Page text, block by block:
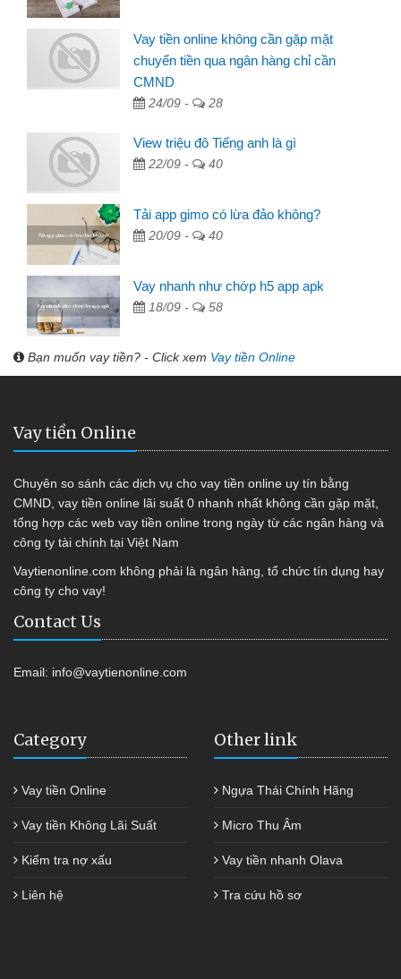
Vay tiền online không cần gặp mặt
chuyển tiền qua ngân hàng chỉ cần
CMND
24/09 - 28
View triệu đô Tiếng anh là gì
22/09 - 40
Tải app gimo có lừa đảo không?
20/09 - 40
Vay nhanh như chớp h5 app apk
18/09 - 58
Bạn muốn vay tiền? - Click xem Vay tiền Online
Vay tiền Online
Chuyên so sánh các dịch vụ cho vay tiền online uy tín bằng
CMND, vay tiền online lãi suất 0 nhanh nhất không cần gặp mặt,
tổng hợp các web vay tiền online trong ngày từ các ngân hàng và
công ty tài chính tại Việt Nam
Vaytienonline.com không phải là ngân hàng, tổ chức tín dụng hay
công ty cho vay!
Contact Us
Email: info@vaytienonline.com
Category
Vay tiền Online
Vay tiền Không Lãi Suất
Kiểm tra nợ xấu
Liên hệ
Other link
Ngựa Thái Chính Hãng
Micro Thu Âm
Vay tiền nhanh Olava
Tra cứu hồ sơ